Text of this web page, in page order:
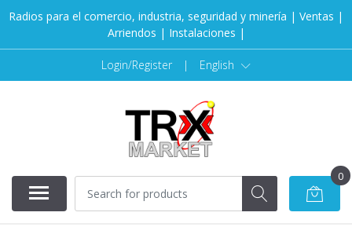
Radios para el comercio, industria, seguridad y minería | Ventas |
Arriendos | Instalaciones |
Login/Register | English
0